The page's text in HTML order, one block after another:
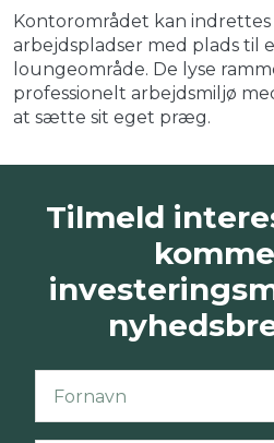
Kontorområdet kan
arbejdspladser med plads til
loungeområde. De lyse
professionelt arbejdsmiljø
at sætte sit eget præg.
Tilmeld